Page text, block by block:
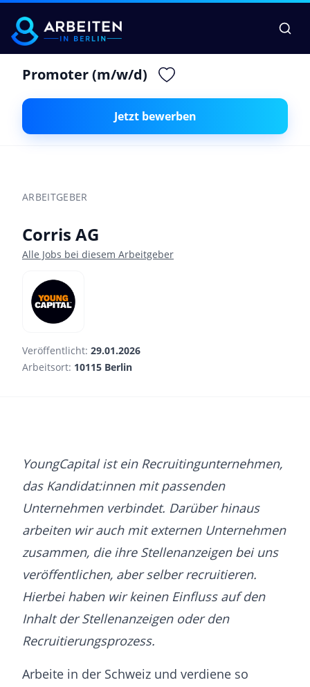
Promoter (m/w/d)
Jetzt bewerben
ARBEITGEBER
Corris AG
Alle Jobs bei diesem Arbeitgeber
Veröffentlicht: 29.01.2026
Arbeitsort: 10115 Berlin
YoungCapital ist ein Recruitingunternehmen,
das Kandidat:innen mit passenden
Unternehmen verbindet. Darüber hinaus
arbeiten wir auch mit externen Unternehmen
zusammen, die ihre Stellenanzeigen bei uns
veröffentlichen, aber selber recruitieren.
Hierbei haben wir keinen Einfluss auf den
Inhalt der Stellenanzeigen oder den
Recruitierungsprozess.
Arbeite in der Schweiz und verdiene so